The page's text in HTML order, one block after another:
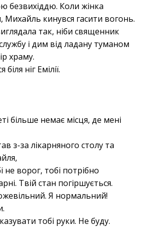
безвихіддю. Коли жінка
Михайль кинувся гасити вогонь.
так, ніби священник
і дим від ладану туманом
храму.
ніг Емілії.
більше немає місця, де мені
з-за лікарняного столу та
не ворог, тобі потрібно
Твій стан погіршується.
Я нормальний!
тобі руки. Не буду.